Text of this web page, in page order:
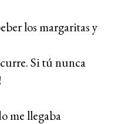
los margaritas y
Si tú nunca
me llegaba